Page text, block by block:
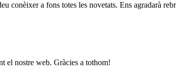
conèixer a fons totes les novetats. Ens agradarà
el nostre web. Gràcies a tothom!